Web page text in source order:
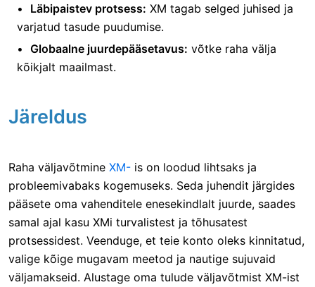
Läbipaistev protsess: XM tagab selged juhised ja
varjatud tasude puudumise.
Globaalne juurdepääsetavus: võtke raha välja
kõikjalt maailmast.
Järeldus
Raha väljavõtmine XM- is on loodud lihtsaks ja
probleemivabaks kogemuseks. Seda juhendit järgides
pääsete oma vahenditele enesekindlalt juurde, saades
samal ajal kasu XMi turvalistest ja tõhusatest
protsessidest. Veenduge, et teie konto oleks kinnitatud,
valige kõige mugavam meetod ja nautige sujuvaid
väljamakseid. Alustage oma tulude väljavõtmist XM-ist